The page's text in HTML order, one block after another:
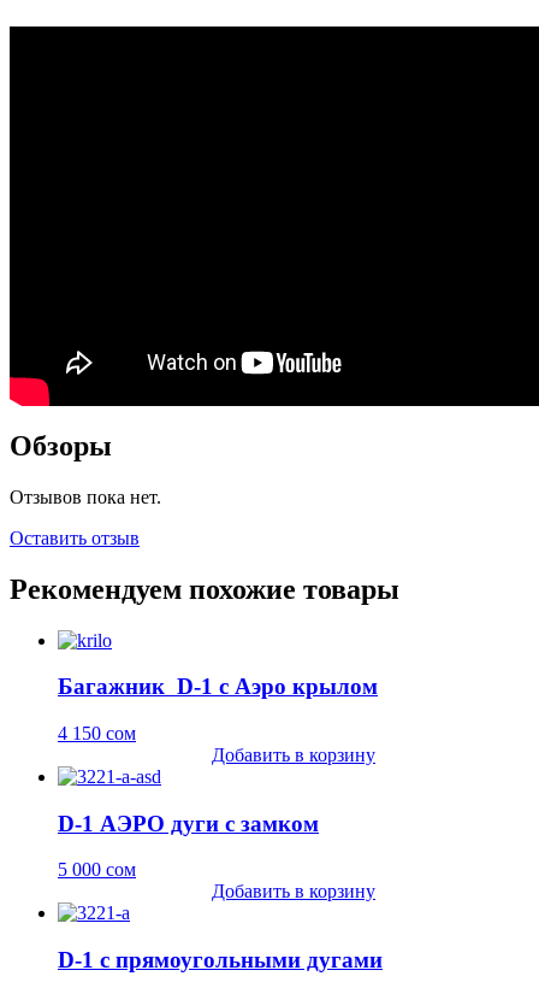
Обзоры
Отзывов пока нет.
Оставить отзыв
Рекомендуем похожие товары
Багажник D-1 с Аэро крылом
4 150 сом
Добавить в корзину
D-1 АЭРО дуги с замком
5 000 сом
Добавить в корзину
D-1 с прямоугольными дугами